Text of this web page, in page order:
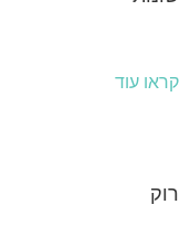
קראו עוד
רוק